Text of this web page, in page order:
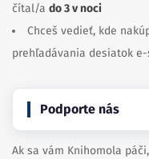
čítal/a do 3 v noci
Chceš vedieť, kde
prehľadávania desiatok
Podporte nás
Ak sa vám Knihomola